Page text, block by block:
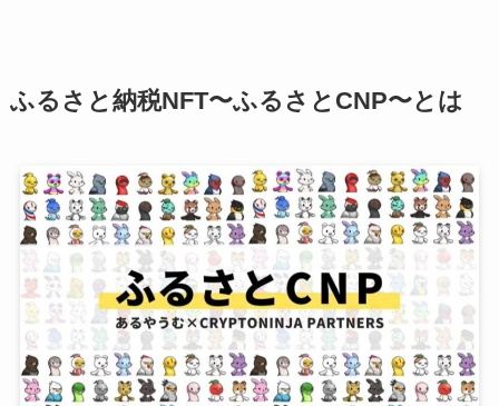
ふるさと納税NFT〜ふるさとCNP〜とは